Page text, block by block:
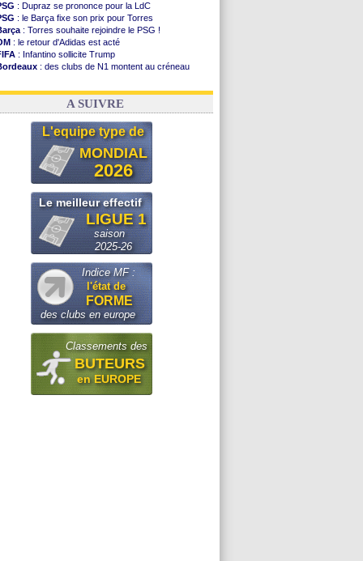
: Dupraz se prononce pour la LdC
: le Barça fixe son prix pour Torres
: Torres souhaite rejoindre le PSG !
: le retour d'Adidas est acté
: Infantino sollicite Trump
: des clubs de N1 montent au créneau
: le démenti de Leipzig pour Diomandé
A SUIVRE
L'equipe type de
MONDIAL
2026
Le meilleur effectif
LIGUE 1
saison
2025-26
Indice MF :
l'état de
FORME
des clubs en europe
Classements des
BUTEURS
en EUROPE